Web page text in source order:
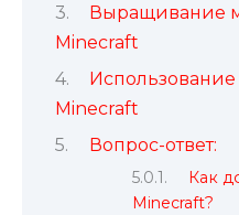
Выращивание
Minecraft
Minecraft
Вопрос-ответ:
Как
Minecraft?